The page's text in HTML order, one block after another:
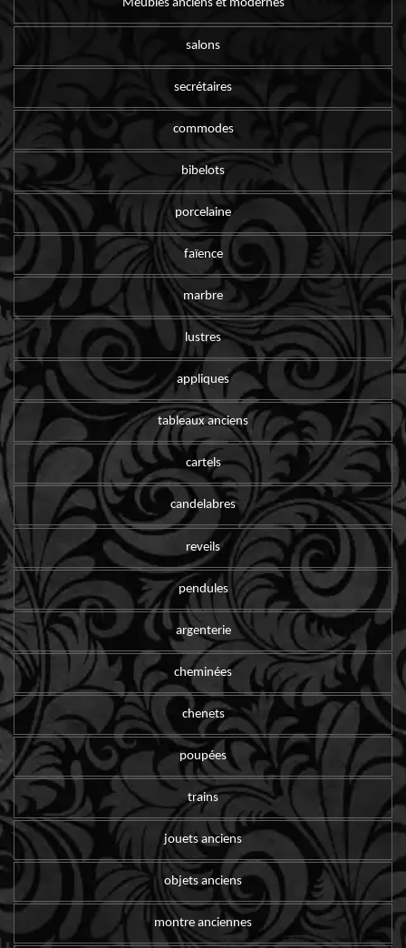
Meubles anciens et modernes
salons
secrétaires
commodes
bibelots
porcelaine
faïence
marbre
lustres
appliques
tableaux anciens
cartels
candelabres
reveils
pendules
argenterie
cheminées
chenets
poupées
trains
jouets anciens
objets anciens
montre anciennes